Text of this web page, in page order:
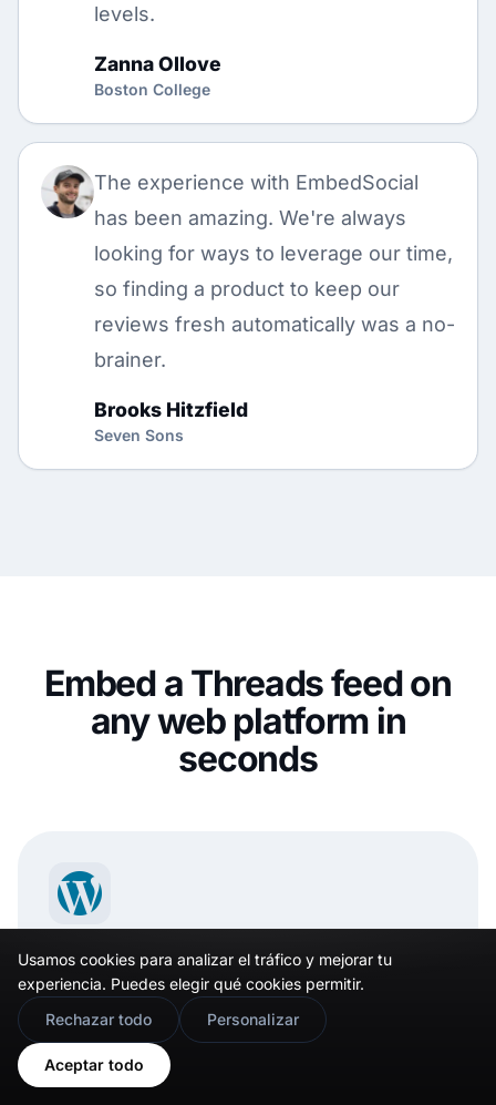
levels.
Zanna Ollove
Boston College
The experience with EmbedSocial
has been amazing. We're always
looking for ways to leverage our time,
so finding a product to keep our
reviews fresh automatically was a no-
brainer.
Brooks Hitzfield
Seven Sons
Embed a Threads feed on
any web platform in
seconds
WordPress
Threads plugin for WordPress.
Ver integración
Usamos cookies para analizar el tráfico y mejorar tu
experiencia. Puedes elegir qué cookies permitir.
Rechazar todo
Personalizar
Aceptar todo
🇬🇧 Would you prefer this site in English?
View in English